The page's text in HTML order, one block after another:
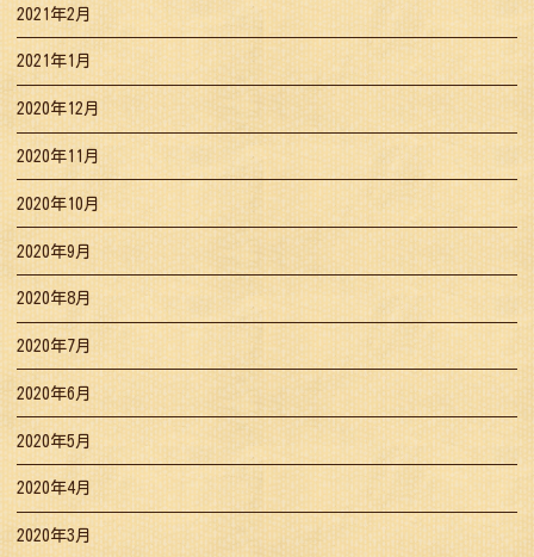
2021年2月
2021年1月
2020年12月
2020年11月
2020年10月
2020年9月
2020年8月
2020年7月
2020年6月
2020年5月
2020年4月
2020年3月